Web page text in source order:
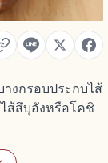
งกรอบประกบไส้
ส้สึบุอังหรือโคชิ